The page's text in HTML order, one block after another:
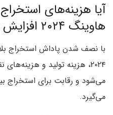
آیا هزینه‌های
هاوینگ ۲۰۲۴ افزایش خواهد یافت؟
با نصف شدن پاداش استخراج
۲۰۲۴، هزینه تولید و
می‌شود و رقابت برای استخراج
می‌گیرد.